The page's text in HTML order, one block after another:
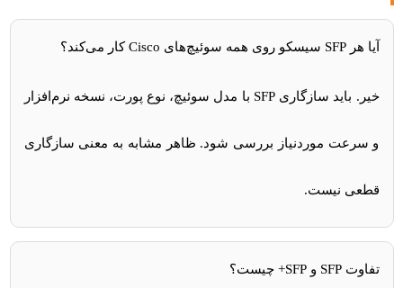
آیا هر SFP سیسکو روی همه سوئیچ‌های Cisco کار می‌کند؟
خیر. باید سازگاری SFP با مدل سوئیچ، نوع پورت، نسخه نرم‌افزار
و سرعت موردنیاز بررسی شود. ظاهر مشابه به معنی سازگاری
قطعی نیست.
تفاوت SFP و SFP+ چیست؟